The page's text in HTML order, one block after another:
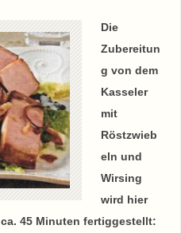
Die
Zubereitun
g von dem
Kasseler
mit
Röstzwieb
eln und
Wirsing
wird hier
45 Minuten fertiggestellt: